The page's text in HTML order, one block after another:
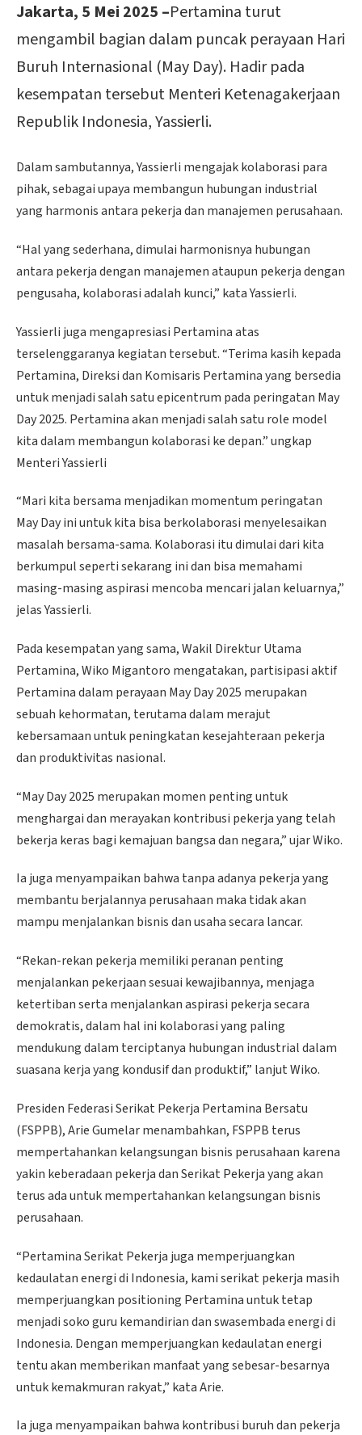
Jakarta, 5 Mei 2025 –Pertamina turut
mengambil bagian dalam puncak perayaan Hari
Buruh Internasional (May Day). Hadir pada
kesempatan tersebut Menteri Ketenagakerjaan
Republik Indonesia, Yassierli.
Dalam sambutannya, Yassierli mengajak kolaborasi para
pihak, sebagai upaya membangun hubungan industrial
yang harmonis antara pekerja dan manajemen perusahaan.
“Hal yang sederhana, dimulai harmonisnya hubungan
antara pekerja dengan manajemen ataupun pekerja dengan
pengusaha, kolaborasi adalah kunci,” kata Yassierli.
Yassierli juga mengapresiasi Pertamina atas
terselenggaranya kegiatan tersebut. “Terima kasih kepada
Pertamina, Direksi dan Komisaris Pertamina yang bersedia
untuk menjadi salah satu epicentrum pada peringatan May
Day 2025. Pertamina akan menjadi salah satu role model
kita dalam membangun kolaborasi ke depan.” ungkap
Menteri Yassierli
“Mari kita bersama menjadikan momentum peringatan
May Day ini untuk kita bisa berkolaborasi menyelesaikan
masalah bersama-sama. Kolaborasi itu dimulai dari kita
berkumpul seperti sekarang ini dan bisa memahami
masing-masing aspirasi mencoba mencari jalan keluarnya,”
jelas Yassierli.
Pada kesempatan yang sama, Wakil Direktur Utama
Pertamina, Wiko Migantoro mengatakan, partisipasi aktif
Pertamina dalam perayaan May Day 2025 merupakan
sebuah kehormatan, terutama dalam merajut
kebersamaan untuk peningkatan kesejahteraan pekerja
dan produktivitas nasional.
“May Day 2025 merupakan momen penting untuk
menghargai dan merayakan kontribusi pekerja yang telah
bekerja keras bagi kemajuan bangsa dan negara,” ujar Wiko.
Ia juga menyampaikan bahwa tanpa adanya pekerja yang
membantu berjalannya perusahaan maka tidak akan
mampu menjalankan bisnis dan usaha secara lancar.
“Rekan-rekan pekerja memiliki peranan penting
menjalankan pekerjaan sesuai kewajibannya, menjaga
ketertiban serta menjalankan aspirasi pekerja secara
demokratis, dalam hal ini kolaborasi yang paling
mendukung dalam terciptanya hubungan industrial dalam
suasana kerja yang kondusif dan produktif,” lanjut Wiko.
Presiden Federasi Serikat Pekerja Pertamina Bersatu
(FSPPB), Arie Gumelar menambahkan, FSPPB terus
mempertahankan kelangsungan bisnis perusahaan karena
yakin keberadaan pekerja dan Serikat Pekerja yang akan
terus ada untuk mempertahankan kelangsungan bisnis
perusahaan.
“Pertamina Serikat Pekerja juga memperjuangkan
kedaulatan energi di Indonesia, kami serikat pekerja masih
memperjuangkan positioning Pertamina untuk tetap
menjadi soko guru kemandirian dan swasembada energi di
Indonesia. Dengan memperjuangkan kedaulatan energi
tentu akan memberikan manfaat yang sebesar-besarnya
untuk kemakmuran rakyat,” kata Arie.
Ia juga menyampaikan bahwa kontribusi buruh dan pekerja